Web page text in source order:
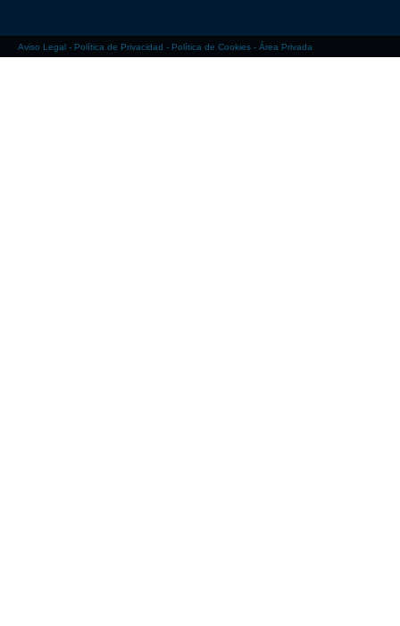
Aviso Legal - Política de Privacidad - Política de Cookies - Área Privada